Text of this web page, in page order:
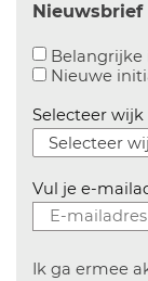
Nieuwsbrief
Belangrijke
Nieuwe
Selecteer wijk
Vul je e-
Ik ga ermee